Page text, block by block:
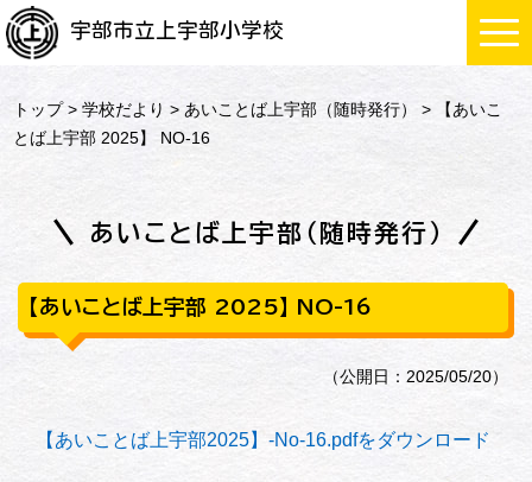
宇部市立上宇部小学校
トップ>学校だより > あいことば上宇部（随時発行）
> 【あいこ
とば上宇部 2025】 NO-16
あいことば上宇部（随時発行）
【あいことば上宇部 2025】 NO-16
（公開日：2025/05/20）
【あいことば上宇部2025】-No-16.pdfをダウンロード